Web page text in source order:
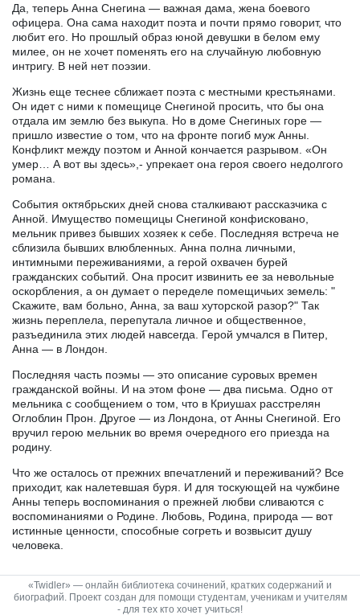
Да, теперь Анна Снегина — важная дама, жена боевого
офицера. Она сама находит поэта и почти прямо говорит, что
любит его. Но прошлый образ юной девушки в белом ему
милее, он не хочет поменять его на случайную любовную
интригу. В ней нет поэзии.
Жизнь еще теснее сближает поэта с местными крестьянами.
Он идет с ними к помещице Снегиной просить, что бы она
отдала им землю без выкупа. Но в доме Снегиных горе —
пришло известие о том, что на фронте погиб муж Анны.
Конфликт между поэтом и Анной кончается разрывом. «Он
умер… А вот вы здесь»,- упрекает она героя своего недолгого
романа.
События октябрьских дней снова сталкивают рассказчика с
Анной. Имущество помещицы Снегиной конфисковано,
мельник привез бывших хозяек к себе. Последняя встреча не
сблизила бывших влюбленных. Анна полна личными,
интимными переживаниями, а герой охвачен бурей
гражданских событий. Она просит извинить ее за невольные
оскорбления, а он думает о переделе помещичьих земель: "
Скажите, вам больно, Анна, за ваш хуторской разор?" Так
жизнь переплела, перепутала личное и общественное,
разъединила этих людей навсегда. Герой умчался в Питер,
Анна — в Лондон.
Последняя часть поэмы — это описание суровых времен
гражданской войны. И на этом фоне — два письма. Одно от
мельника с сообщением о том, что в Криушах расстрелян
Оглоблин Прон. Другое — из Лондона, от Анны Снегиной. Его
вручил герою мельник во время очередного его приезда на
родину.
Что же осталось от прежних впечатлений и переживаний? Все
приходит, как налетевшая буря. И для тоскующей на чужбине
Анны теперь воспоминания о прежней любви сливаются с
воспоминаниями о Родине. Любовь, Родина, природа — вот
истинные ценности, способные согреть и возвысит душу
человека.
«Twidler» — онлайн библиотека сочинений, кратких содержаний и
биографий. Проект создан для помощи студентам, ученикам и учителям
- для тех кто хочет учиться!